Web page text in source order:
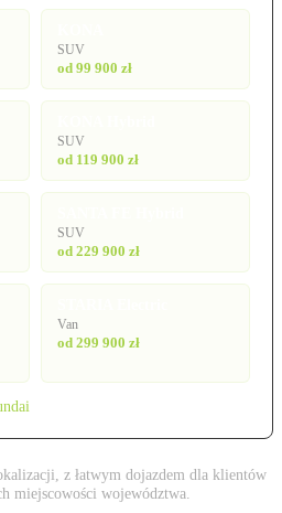
SUV
od 99 900 zł
SUV
od 119 900 zł
SUV
od 229 900 zł
Van
od 299 900 zł
z łatwym dojazdem dla klientów
miejscowości województwa.